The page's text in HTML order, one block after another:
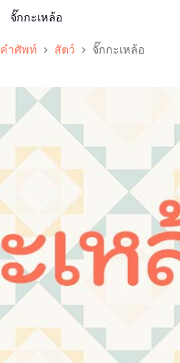
จั๊กกะเหล้อ
คำศัพท์ สัตว์ จั๊กกะเหล้อ